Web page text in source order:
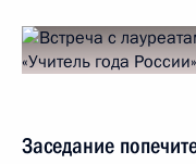
Заседание